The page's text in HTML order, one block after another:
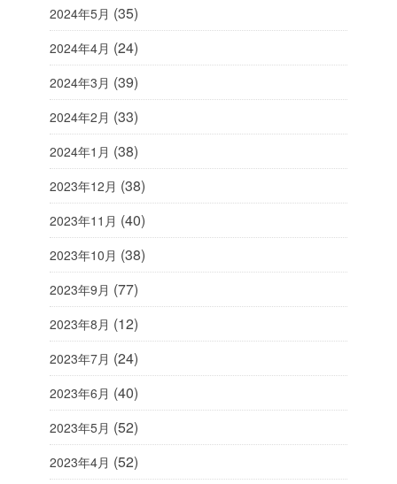
2024年5月 (35)
2024年4月 (24)
2024年3月 (39)
2024年2月 (33)
2024年1月 (38)
2023年12月 (38)
2023年11月 (40)
2023年10月 (38)
2023年9月 (77)
2023年8月 (12)
2023年7月 (24)
2023年6月 (40)
2023年5月 (52)
2023年4月 (52)